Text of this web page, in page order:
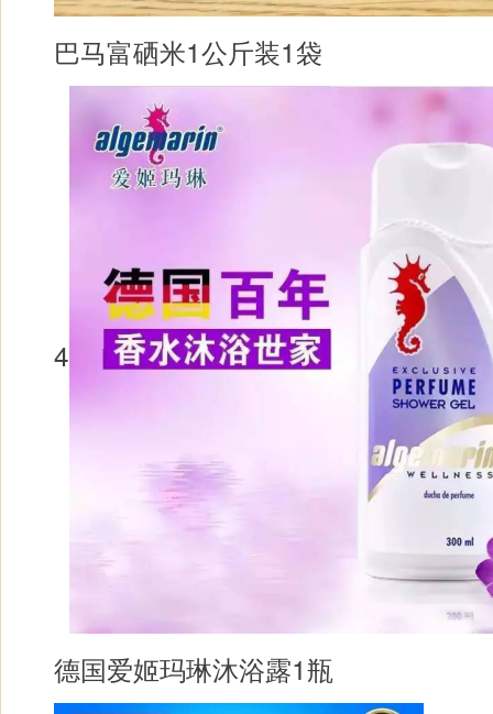
巴马富硒米1公斤装1袋
4
德国爱姬玛琳沐浴露1瓶